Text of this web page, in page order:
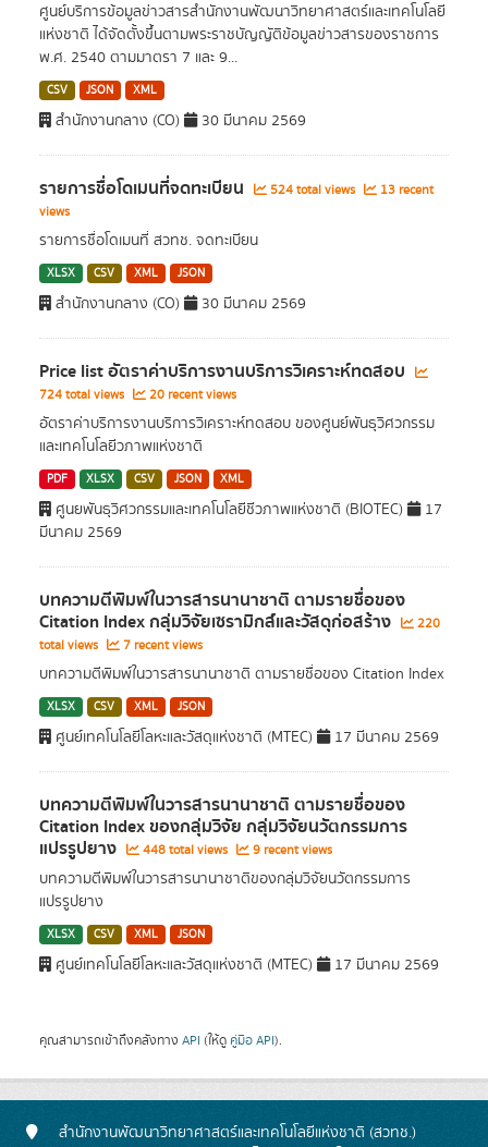
ศูนย์บริการข้อมูลข่าวสารสำนักงานพัฒนาวิทยาศาสตร์และเทคโนโลยี
แห่งชาติ ได้จัดตั้งขึ้นตามพระราชบัญญัติข้อมูลข่าวสารของราชการ
พ.ศ. 2540 ตามมาตรา 7 และ 9...
CSV JSON XML
สำนักงานกลาง (CO) 30 มีนาคม 2569
รายการชื่อโดเมนที่จดทะเบียน 524 total views
13 recent
views
รายการชื่อโดเมนที่ สวทช. จดทะเบียน
XLSX CSV XML JSON
สำนักงานกลาง (CO) 30 มีนาคม 2569
Price list อัตราค่าบริการงานบริการวิเคราะห์ทดสอบ
724 total views 20 recent views
อัตราค่าบริการงานบริการวิเคราะห์ทดสอบ ของศูนย์พันธุวิศวกรรม
และเทคโนโลยีวภาพแห่งชาติ
PDF XLSX CSV JSON XML
ศูนยพันธุวิศวกรรมและเทคโนโลยีชีวภาพแห่งชาติ (BIOTEC)
17
มีนาคม 2569
บทความตีพิมพ์ในวารสารนานาชาติ ตามรายชื่อของ
Citation Index กลุ่มวิจัยเซรามิกส์และวัสดุก่อสร้าง
220
total views
7 recent views
บทความตีพิมพ์ในวารสารนานาชาติ ตามรายชื่อของ Citation Index
XLSX CSV XML JSON
ศูนย์เทคโนโลยีโลหะและวัสดุแห่งชาติ (MTEC) 17 มีนาคม 2569
บทความตีพิมพ์ในวารสารนานาชาติ ตามรายชื่อของ
Citation Index ของกลุ่มวิจัย กลุ่มวิจัยนวัตกรรมการ
แปรรูปยาง 448 total views 9 recent views
บทความตีพิมพ์ในวารสารนานาชาติของกลุ่มวิจัยนวัตกรรมการ
แปรรูปยาง
XLSX CSV XML JSON
ศูนย์เทคโนโลยีโลหะและวัสดุแห่งชาติ (MTEC) 17 มีนาคม 2569
คุณสามารถเข้าถึงคลังทาง API (ให้ดู คู่มือ API).
สำนักงานพัฒนาวิทยาศาสตร์และเทคโนโลยีแห่งชาติ (สวทช.)